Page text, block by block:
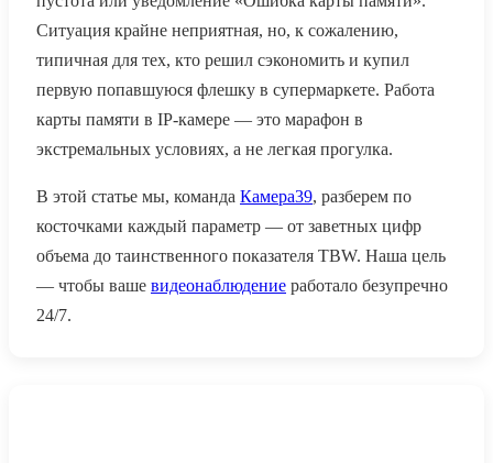
Ситуация крайне неприятная, но, к сожалению,
типичная для тех, кто решил сэкономить и купил
первую попавшуюся флешку в супермаркете. Работа
карты памяти в IP-камере — это марафон в
экстремальных условиях, а не легкая прогулка.
В этой статье мы, команда Камера39, разберем по
косточками каждый параметр — от заветных цифр
объема до таинственного показателя TBW. Наша цель
— чтобы ваше видеонаблюдение работало безупречно
24/7.